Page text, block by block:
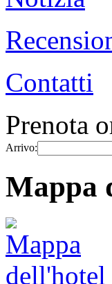
Contatti
Prenota
Arrivo:
Mappa